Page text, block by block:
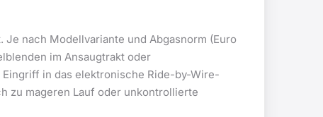
nach Modellvariante und Abgasnorm (Euro
im Ansaugtrakt oder
in das elektronische Ride-by-Wire-
zu mageren Lauf oder unkontrollierte